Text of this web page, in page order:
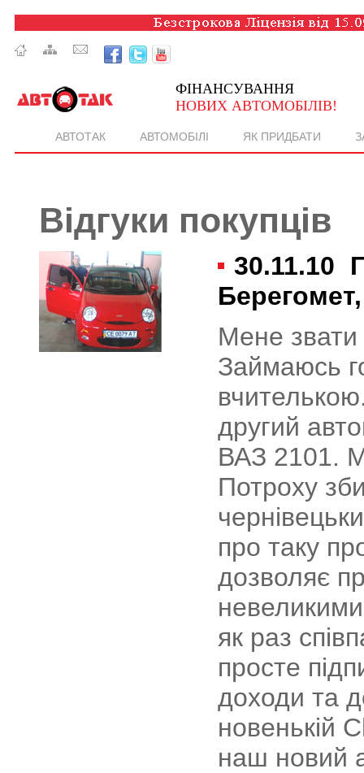
ФІНАНСУВАННЯ
НОВИХ АВТОМОБІЛІВ!
АВТОТАК АВТОМОБІЛІ ЯК ПРИДБАТИ
Відгуки покупців
30.11.10
Мене
Займаюсь
другий
ВАЗ 2101.
Потроху
про таку
дозволяє
як раз
просте
доходи та
новенькій
наш новий